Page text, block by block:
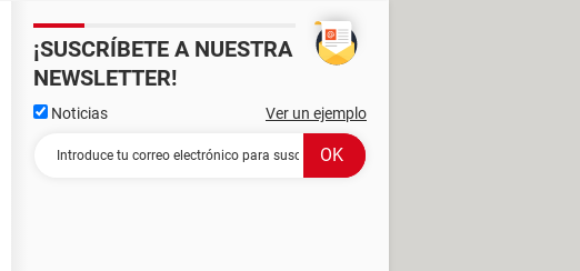
¡SUSCRÍBETE A NUESTRA
NEWSLETTER!
Noticias Ver un ejemplo